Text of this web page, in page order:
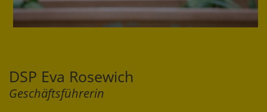
DSP Eva Rosewich
Geschäftsführerin